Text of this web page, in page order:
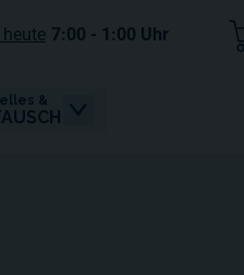
&
7:00 - 1:00 Uhr